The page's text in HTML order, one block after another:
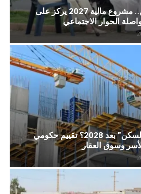
بشرى للمتقاعدين.. مشروع مالية 2027 يركز على
الحوار الاجتماعي
هل يستمر “دعم السكن” بعد 2028؟ تقييم حكومي
وسوق العقار